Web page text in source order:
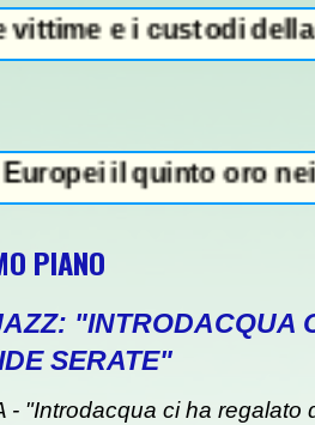
custodi della
oro nei tuffi
PIANO
"INTRODACQUA
SERATE"
- "Introdacqua ci ha regalato
tensioni, la